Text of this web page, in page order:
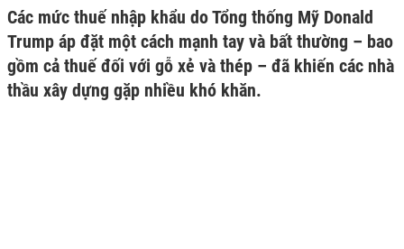
Các mức thuế nhập khẩu do Tổng thống Mỹ Donald
Trump áp đặt một cách mạnh tay và bất thường – bao
gồm cả thuế đối với gỗ xẻ và thép – đã khiến các nhà
thầu xây dựng gặp nhiều khó khăn.